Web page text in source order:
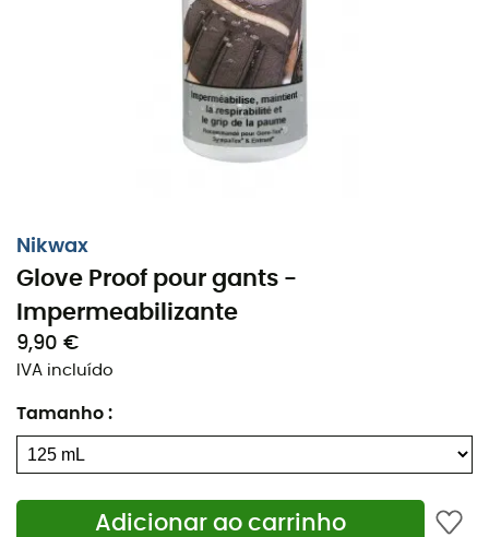
Nikwax
Glove Proof pour gants -
Impermeabilizante
9,90 €
IVA incluído
Tamanho :
Adicionar ao carrinho
Limpar a sujeira com água limpa,
Pressionar a esponja do aplicador para liberar o
Espalhar de forma homogênea sem esquecer as
Aguardar 5 minutos,
Características
Prolonga a vida e o desempenho das suas luvas
de couro e tecido,
Torna repelente à água,
Ideal para luvas com membranas respiráveis (ex.
Mantém a respirabilidade e a aderência da
palma,
curtimento das luvas de couro,